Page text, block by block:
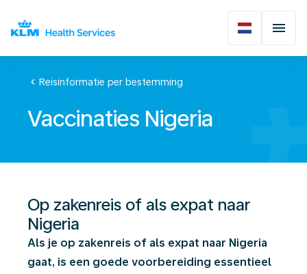
chevron_left Reisinformatie per bestemming
Vaccinaties Nigeria
Op zakenreis of als expat naar
Nigeria
Als je op zakenreis of als expat naar Nigeria
gaat, is een goede voorbereiding essentieel